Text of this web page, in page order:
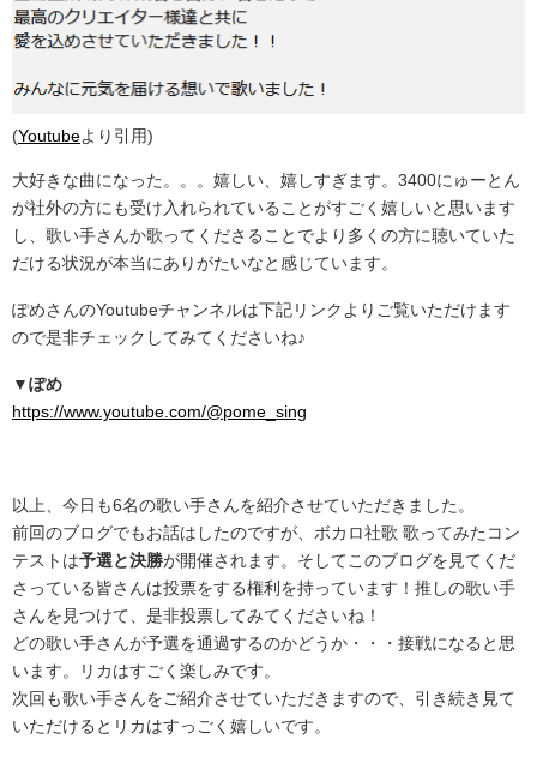
(Youtubeより引用)
大好きな曲になった。。。嬉しい、嬉しすぎます。3400にゅーとん
が社外の方にも受け入れられていることがすごく嬉しいと思います
し、歌い手さんか歌ってくださることでより多くの方に聴いていた
だける状況が本当にありがたいなと感じています。
ぽめさんのYoutubeチャンネルは下記リンクよりご覧いただけます
ので是非チェックしてみてくださいね♪
▼ぽめ
https://www.youtube.com/@pome_sing
以上、今日も6名の歌い手さんを紹介させていただきました。
前回のブログでもお話はしたのですが、ボカロ社歌 歌ってみたコン
テストは予選と決勝が開催されます。そしてこのブログを見てくだ
さっている皆さんは投票をする権利を持っています！推しの歌い手
さんを見つけて、是非投票してみてくださいね！
どの歌い手さんが予選を通過するのかどうか・・・接戦になると思
います。リカはすごく楽しみです。
次回も歌い手さんをご紹介させていただきますので、引き続き見て
いただけるとリカはすっごく嬉しいです。